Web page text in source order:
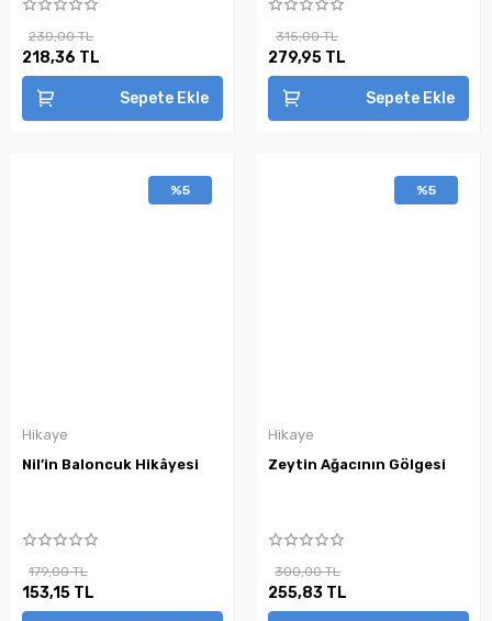
230,00 TL
218,36 TL
Sepete Ekle
315,00 TL
279,95 TL
Sepete Ekle
%5
Hikaye
Nil’in Baloncuk Hikâyesi
179,00 TL
153,15 TL
%5
Hikaye
Zeytin Ağacının Gölgesi
300,00 TL
255,83 TL